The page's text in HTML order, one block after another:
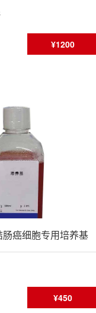
¥1200
癌细胞专用培养基
¥450